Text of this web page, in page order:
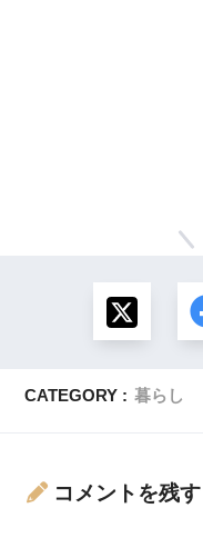
CATEGORY : 暮らし
コメントを残す